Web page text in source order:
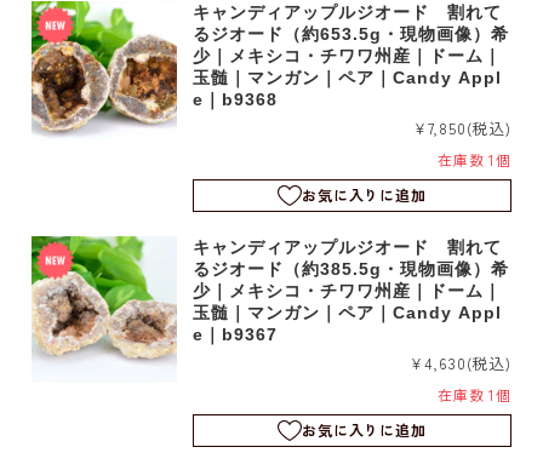
キャンディアップルジオード 割れて
るジオード（約653.5g・現物画像）希
少｜メキシコ・チワワ州産｜ドーム｜
玉髄｜マンガン｜ペア｜Candy Appl
e｜b9368
¥7,850(税込)
在庫数 1個
お気に入りに追加
キャンディアップルジオード 割れて
るジオード（約385.5g・現物画像）希
少｜メキシコ・チワワ州産｜ドーム｜
玉髄｜マンガン｜ペア｜Candy Appl
e｜b9367
¥4,630(税込)
在庫数 1個
お気に入りに追加